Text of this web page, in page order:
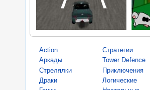
Action
Аркады
Стрелялки
Драки
Стратегии
Tower Defence
Приключения
Логические